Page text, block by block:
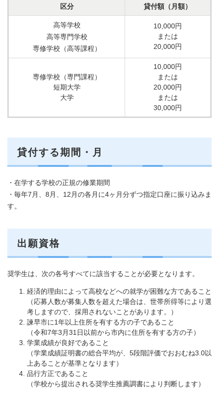
区分 貸付額（月額）
高等学校
高等専門学校
専修学校（高等課程）
10,000円
または
20,000円
専修学校（専門課程）
短期大学
大学
10,000円
または
20,000円
または
30,000円
貸付する期間・月
・在学する学校の正規の修業期間
​・毎年7月、8月、12月の各月に4ヶ月分ずつ指定口座に振り込みま
す。
出願資格
奨学生は、次の各号すべてに該当することが必要となります。
経済的理由によって高校などへの就学が困難な方であること
（応募人数が募集人数を超えた場合は、世帯所得等により選
考しますので、採用されないことがあります。）
諫早市に1年以上住所を有する方の子であること
（令和7年3月31日以前から市内に住所を有する方の子）
学業成績が良好であること
（学業成績証明書の総合平均が、5段階評価でおおむね3.0以
上あることが基準となります）
品行方正であること
（学校から提出される奨学生推薦調書により判断します）